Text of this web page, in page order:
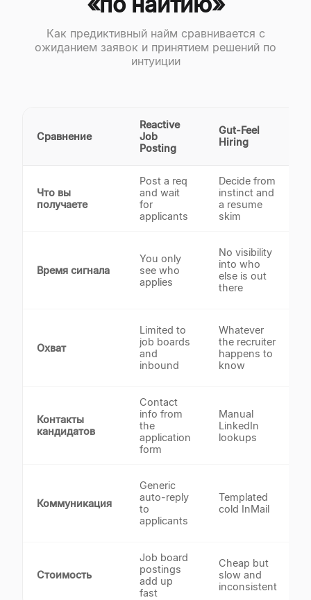
Как предиктивный найм сравнивается с
ожиданием заявок и принятием решений по
интуиции
Сравнение
Reactive
Job
Posting
Gut-Feel
Hiring
Что вы
получаете
Post a req
and wait
for
applicants
Decide from
instinct and
a resume
skim
Время сигнала
You only
see who
applies
No visibility
into who
else is out
there
Охват
Limited to
job boards
and
inbound
Whatever
the recruiter
happens to
know
Контакты
кандидатов
Contact
info from
the
application
form
Manual
LinkedIn
lookups
Коммуникация
Generic
auto-reply
to
applicants
Templated
cold InMail
Стоимость
Job board
postings
add up
fast
Cheap but
slow and
inconsistent